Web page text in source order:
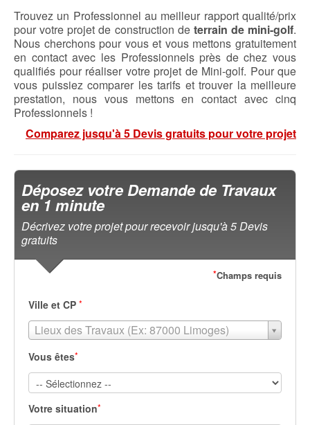
Trouvez un Professionnel au meilleur rapport qualité/prix
pour votre projet de construction de terrain de mini-golf.
Nous cherchons pour vous et vous mettons gratuitement
en contact avec les Professionnels près de chez vous
qualifiés pour réaliser votre projet de Mini-golf. Pour que
vous puissiez comparer les tarifs et trouver la meilleure
prestation, nous vous mettons en contact avec cinq
Professionnels !
Comparez jusqu'à 5 Devis gratuits pour votre projet
Déposez votre Demande de Travaux
en 1 minute
Décrivez votre projet pour recevoir jusqu'à 5 Devis
gratuits
*Champs requis
Ville et CP *
Lieux des Travaux (Ex: 87000 Limoges)
Vous êtes*
Votre situation*